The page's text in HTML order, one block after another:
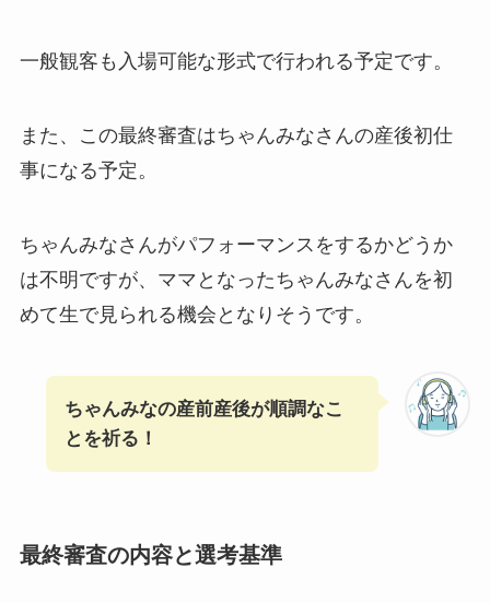
一般観客も入場可能な形式で行われる予定です。
また、この最終審査はちゃんみなさんの産後初仕
事になる予定。
ちゃんみなさんがパフォーマンスをするかどうか
は不明ですが、ママとなったちゃんみなさんを初
めて生で見られる機会となりそうです。
ちゃんみなの産前産後が順調なこ
とを祈る！
最終審査の内容と選考基準